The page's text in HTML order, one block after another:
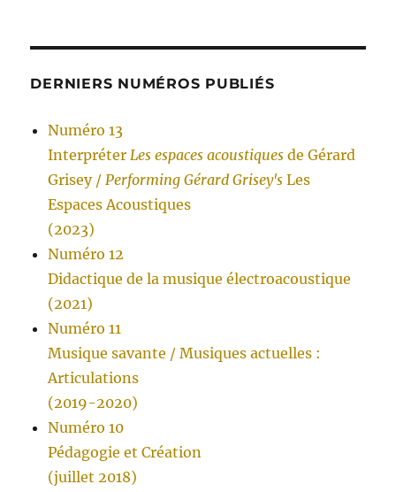
DERNIERS NUMÉROS PUBLIÉS
Numéro 13
InterpréterLes espaces acoustiques de Gérard
Grisey /Performing Gérard Grisey's Les
Espaces Acoustiques
(2023)
Numéro 12
Didactique de la musique électroacoustique
(2021)
Numéro 11
Musique savante / Musiques actuelles :
Articulations
(2019-2020)
Numéro 10
Pédagogie et Création
(juillet 2018)